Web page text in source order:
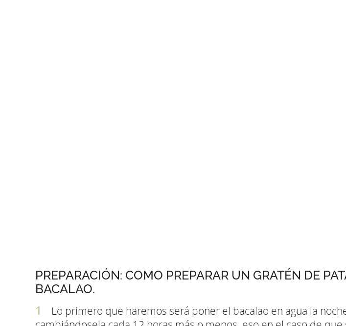
PREPARACIÓN: COMO PREPARAR UN GRATÉN DE
BACALAO.
Lo primero que haremos será poner el bacalao en agua la